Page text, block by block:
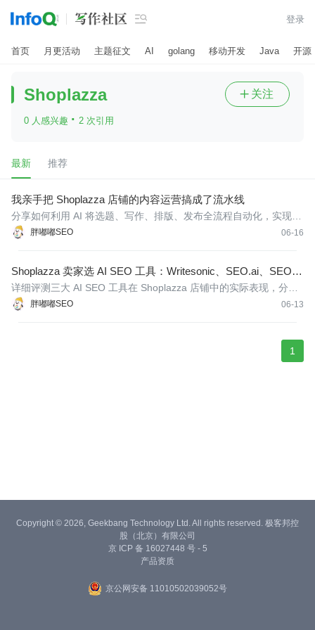
 登录
首页 月更活动 主题征文 AI golang 移动开发 Java 开源
Shoplazza
0 人感兴趣 · 2 次引用
 关注
最新 推荐
我亲手把 Shoplazza 店铺的内容运营搞成了流水线
胖嘟嘟SEO 06-16
分享如何利用 AI 将选题、写作、排版、发布全流程自动化，实现稳
定的内容更新频率，提升收录量和自然搜索流量，并实现商品链接
Shoplazza 卖家选 AI SEO 工具：Writesonic、SEO.ai、SEONI
B 到底怎么选？
胖嘟嘟SEO 06-13
详细评测三大 AI SEO 工具在 Shoplazza 店铺中的实际表现，分析
写作、数据分析、全自动发布等功能差异，帮助卖家快速决定最适
1
Copyright © 2026, Geekbang Technology Ltd. All rights reserved. 极客邦控
股（北京）有限公司
京 ICP 备 16027448 号 - 5
产品资质
京公网安备 11010502039052号